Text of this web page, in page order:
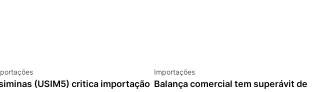
(USIM5) critica importação
Importações
Balança comercial tem superávit de